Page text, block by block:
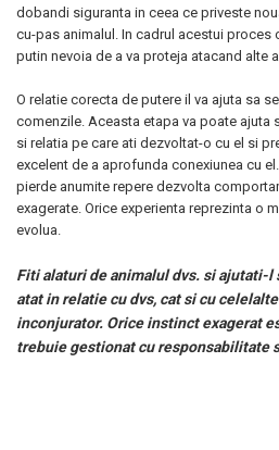
dobandi siguranta in ceea ce priveste
cu-pas animalul. In cadrul acestui proces
putin nevoia de a va proteja atacand alte
O relatie corecta de putere il va ajuta sa
comenzile. Aceasta etapa va poate ajuta
si relatia pe care ati dezvoltat-o cu el si
excelent de a aprofunda conexiunea cu
pierde anumite repere dezvolta
exagerate. Orice experienta reprezinta o
evolua.
Fiti alaturi de animalul dvs. si ajutati-l
atat in relatie cu dvs, cat si cu
inconjurator. Orice instinct exagerat
trebuie gestionat cu responsabilitate